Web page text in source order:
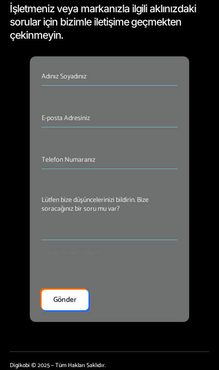
İşletmeniz veya markanızla ilgili aklınızdaki
sorular için bizimle iletişime geçmekten
çekinmeyin.
İsim (Required)
E-
posta
Adresiniz(Required)
Telefon
Numaranız(Required)
Mesajınız(Required)
Digikobi © 2025 — Tüm Hakları Saklıdır.